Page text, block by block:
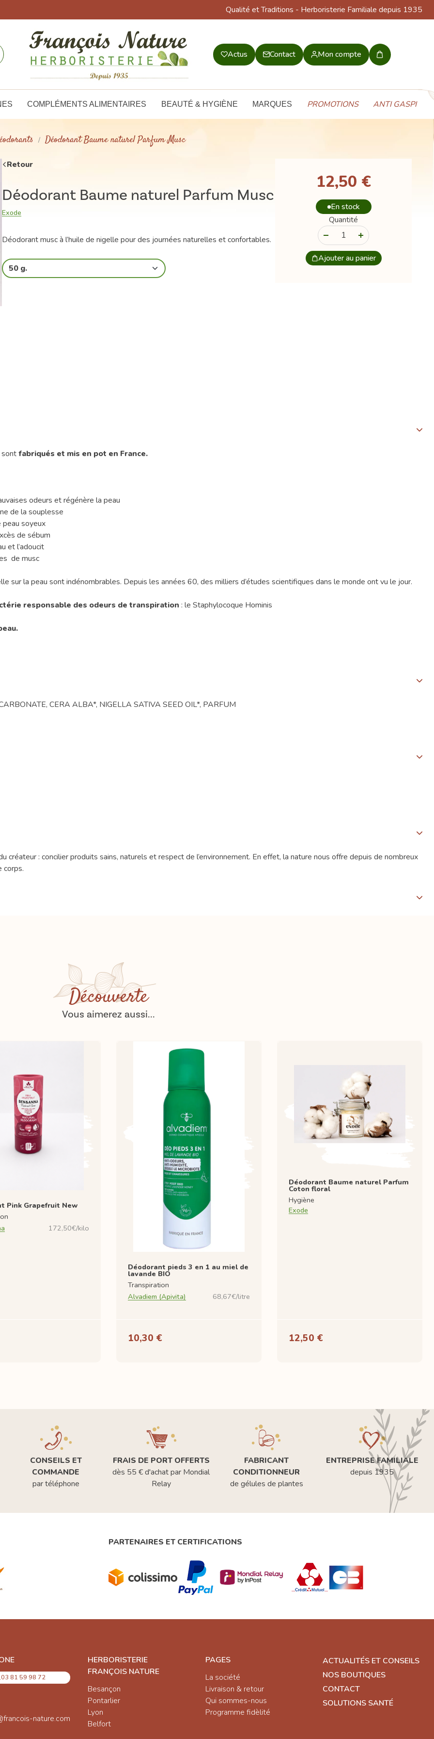
Qualité et Traditions - Herboristerie Familiale depuis 1935
Actus Contact Mon compte
Mon
COMPLÉMENTS ALIMENTAIRES BEAUTÉ & HYGIÈNE MARQUES PROMOTIONS ANTI GASPI
Déodorant Baume naturel Parfum Musc
Retour
Déodorant Baume naturel Parfum Musc
Exode
Déodorant musc à l’huile de nigelle pour des journées naturelles et confortables.
50 g.
12,50 €
En stock
Quantité
Ajouter au panier
fabriqués et mis en pot en France.
odeurs et régénère la peau
de la souplesse
peau soyeux
de sébum
et l’adoucit
de musc
sur la peau sont indénombrables. Depuis les années 60, des milliers d’études scientifiques dans le monde ont vu le jour.
responsable des odeurs de transpiration : le Staphylocoque Hominis
CERA ALBA*, NIGELLA SATIVA SEED OIL*, PARFUM
créateur : concilier produits sains, naturels et respect de l’environnement. En effet, la nature nous offre depuis de nombreux
corps.
Découverte
Vous aimerez aussi...
Pink Grapefruit New
172,50€/kilo
Déodorant pieds 3 en 1 au miel de
lavande BIO
Transpiration
Alvadiem (Apivita)
68,67€/litre
10,30 €
Déodorant Baume naturel Parfum
Coton floral
Hygiène
Exode
12,50 €
CONSEILS ET
COMMANDE
par téléphone
FRAIS DE PORT OFFERTS
dès 55 € d'achat par Mondial
Relay
FABRICANT
CONDITIONNEUR
de gélules de plantes
ENTREPRISE FAMILIALE
depuis 1935
PARTENAIRES ET CERTIFICATIONS
03 81 59 98 72
nature.com
HERBORISTERIE
FRANÇOIS NATURE
Besançon
Pontarlier
Lyon
Belfort
PAGES
La société
Livraison & retour
Qui sommes-nous
Programme fidèlité
ACTUALITÉS ET CONSEILS
NOS BOUTIQUES
CONTACT
SOLUTIONS SANTÉ